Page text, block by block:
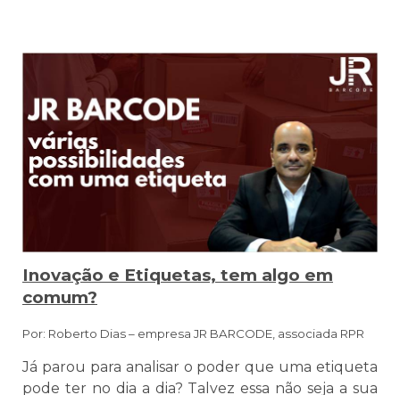
Inovação e Etiquetas, tem algo em
comum?
Por: Roberto Dias – empresa JR BARCODE, associada RPR
Já parou para analisar o poder que uma etiqueta
pode ter no dia a dia? Talvez essa não seja a sua